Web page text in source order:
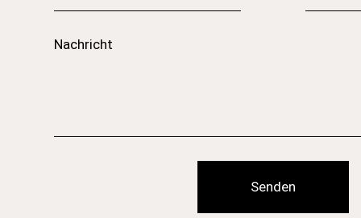
Nachricht
Senden